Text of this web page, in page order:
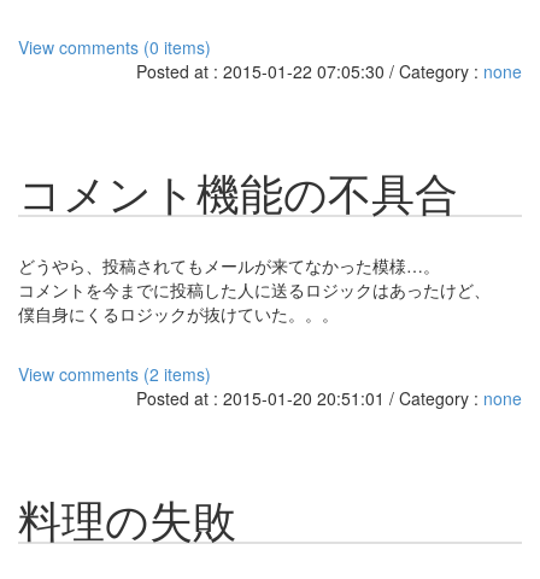
View comments (0 items)
Posted at : 2015-01-22 07:05:30 / Category : none
コメント機能の不具合
どうやら、投稿されてもメールが来てなかった模様…。
コメントを今までに投稿した人に送るロジックはあったけど、
僕自身にくるロジックが抜けていた。。。
View comments (2 items)
Posted at : 2015-01-20 20:51:01 / Category : none
料理の失敗